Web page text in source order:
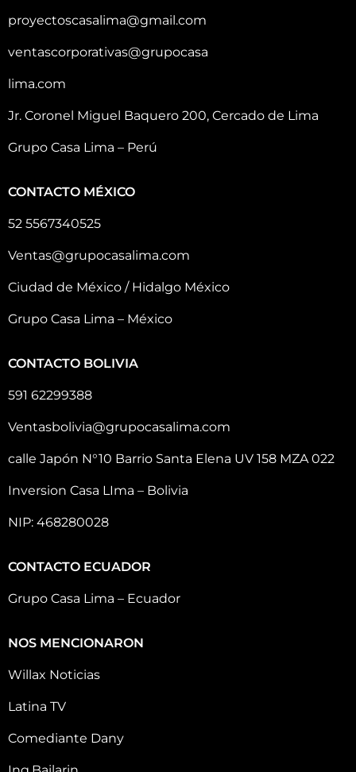
proyectoscasalima@gmail.com
ventascorporativas@grupocasa
lima.com
Jr. Coronel Miguel Baquero 200, Cercado de Lima
Grupo Casa Lima – Perú
CONTACTO MÉXICO
52 5567340525
Ventas@grupocasalima.com
Ciudad de México / Hidalgo México
Grupo Casa Lima – México
CONTACTO BOLIVIA
591 62299388
Ventasbolivia@grupocasalima.com
calle Japón N°10 Barrio Santa Elena UV 158 MZA 022
Inversion Casa LIma – Bolivia
NIP: 468280028
CONTACTO ECUADOR
Grupo Casa Lima – Ecuador
NOS MENCIONARON
Willax Noticias
Latina TV
Comediante Dany